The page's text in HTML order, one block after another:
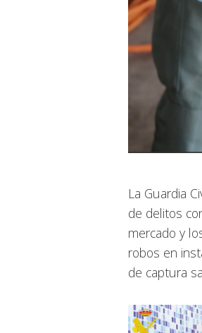
La Guardia
de delitos
mercado y
robos en
de captura